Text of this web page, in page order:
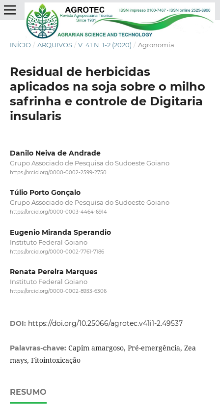
INÍCIO / ARQUIVOS / V. 41 N. 1-2 (2020) / Agronomia
Residual de herbicidas
aplicados na soja sobre o milho
safrinha e controle de Digitaria
insularis
Danilo Neiva de Andrade
Grupo Associado de Pesquisa do Sudoeste Goiano
https://orcid.org/0000-0002-2599-2750
Túlio Porto Gonçalo
Grupo Associado de Pesquisa do Sudoeste Goiano
https://orcid.org/0000-0003-4464-6914
Eugenio Miranda Sperandio
Instituto Federal Goiano
https://orcid.org/0000-0002-7761-7186
Renata Pereira Marques
Instituto Federal Goiano
https://orcid.org/0000-0002-8933-6306
DOI: https://doi.org/10.25066/agrotec.v41i1-2.49537
Palavras-chave: Capim amargoso, Pré-emergência, Zea
mays, Fitointoxicação
RESUMO